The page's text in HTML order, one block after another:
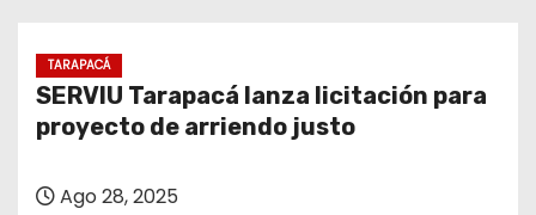
TARAPACÁ
SERVIU Tarapacá lanza licitación para
proyecto de arriendo justo
Ago 28, 2025